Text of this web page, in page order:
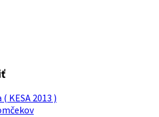
KESA 2013 )